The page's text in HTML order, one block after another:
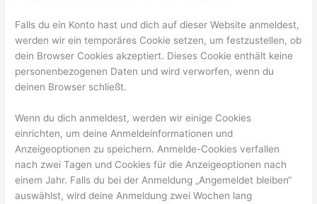
Falls du ein Konto hast und dich auf dieser Website anmeldest,
werden wir ein temporäres Cookie setzen, um festzustellen, ob
dein Browser Cookies akzeptiert. Dieses Cookie enthält keine
personenbezogenen Daten und wird verworfen, wenn du
deinen Browser schließt.
Wenn du dich anmeldest, werden wir einige Cookies
einrichten, um deine Anmeldeinformationen und
Anzeigeoptionen zu speichern. Anmelde-Cookies verfallen
nach zwei Tagen und Cookies für die Anzeigeoptionen nach
einem Jahr. Falls du bei der Anmeldung „Angemeldet bleiben“
auswählst, wird deine Anmeldung zwei Wochen lang